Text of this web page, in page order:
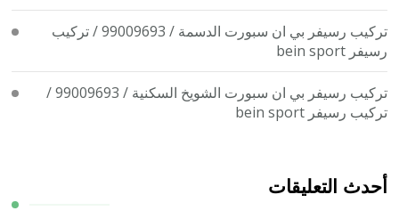
تركيب رسيفر بي ان سبورت الدسمة / 99009693 / تركيب
رسيفر bein sport
تركيب رسيفر بي ان سبورت الشويخ السكنية / 99009693 /
تركيب رسيفر bein sport
أحدث التعليقات